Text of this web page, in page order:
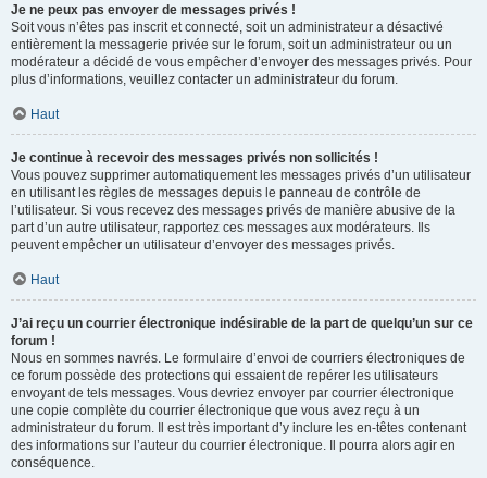
Je ne peux pas envoyer de messages privés !
Soit vous n’êtes pas inscrit et connecté, soit un administrateur a désactivé
entièrement la messagerie privée sur le forum, soit un administrateur ou un
modérateur a décidé de vous empêcher d’envoyer des messages privés. Pour
plus d’informations, veuillez contacter un administrateur du forum.
Haut
Je continue à recevoir des messages privés non sollicités !
Vous pouvez supprimer automatiquement les messages privés d’un utilisateur
en utilisant les règles de messages depuis le panneau de contrôle de
l’utilisateur. Si vous recevez des messages privés de manière abusive de la
part d’un autre utilisateur, rapportez ces messages aux modérateurs. Ils
peuvent empêcher un utilisateur d’envoyer des messages privés.
Haut
J’ai reçu un courrier électronique indésirable de la part de quelqu’un sur ce
forum !
Nous en sommes navrés. Le formulaire d’envoi de courriers électroniques de
ce forum possède des protections qui essaient de repérer les utilisateurs
envoyant de tels messages. Vous devriez envoyer par courrier électronique
une copie complète du courrier électronique que vous avez reçu à un
administrateur du forum. Il est très important d’y inclure les en-têtes contenant
des informations sur l’auteur du courrier électronique. Il pourra alors agir en
conséquence.